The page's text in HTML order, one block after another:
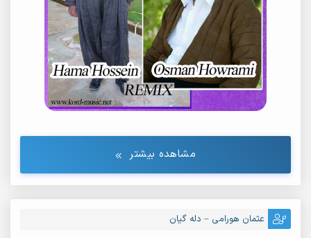
مشاهده بیشتر
عثمان هورامی – دله گیان